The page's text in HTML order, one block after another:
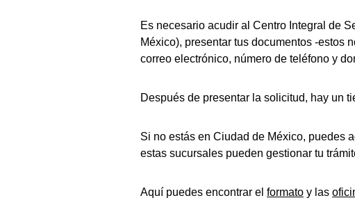
Es necesario acudir al Centro Integral de
México), presentar tus documentos -estos
correo electrónico, número de teléfono y
Después de presentar la solicitud, hay un
Si no estás en Ciudad de México, puedes
estas sucursales pueden gestionar tu
Aquí puedes encontrar el formato y las